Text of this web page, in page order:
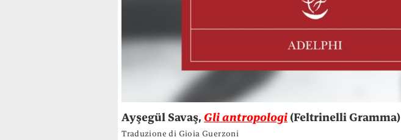
Ayşegül Savaş, Gli antropologi (Feltrinelli Gramma)
Traduzione di Gioia Guerzoni